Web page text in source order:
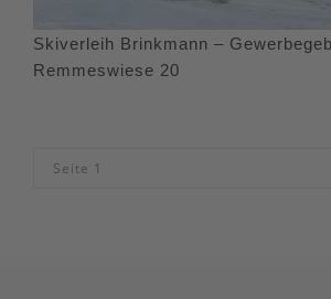
Skiverleih Brinkmann –
Remmeswiese 20